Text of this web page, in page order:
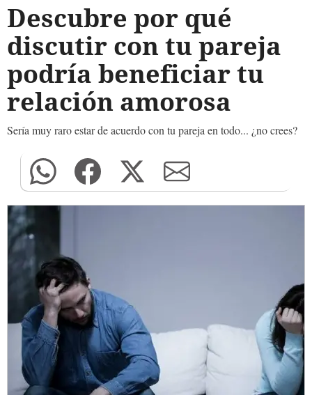
Descubre por qué
discutir con tu pareja
podría beneficiar tu
relación amorosa
Sería muy raro estar de acuerdo con tu pareja en todo... ¿no crees?